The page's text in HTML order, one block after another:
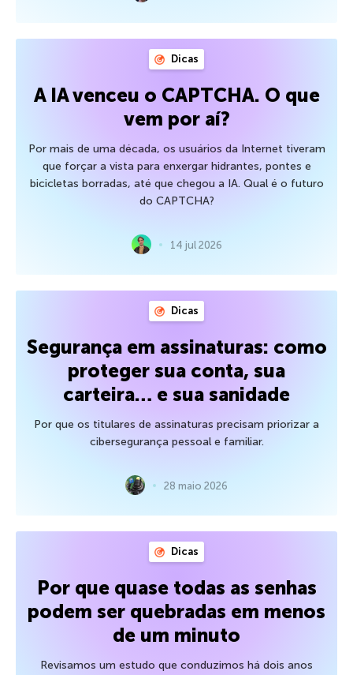
Dicas
A IA venceu o CAPTCHA. O que
vem por aí?
Por mais de uma década, os usuários da Internet tiveram
que forçar a vista para enxergar hidrantes, pontes e
bicicletas borradas, até que chegou a IA. Qual é o futuro
do CAPTCHA?
14 jul 2026
Dicas
Segurança em assinaturas: como
proteger sua conta, sua
carteira… e sua sanidade
Por que os titulares de assinaturas precisam priorizar a
cibersegurança pessoal e familiar.
28 maio 2026
Dicas
Por que quase todas as senhas
podem ser quebradas em menos
de um minuto
Revisamos um estudo que conduzimos há dois anos